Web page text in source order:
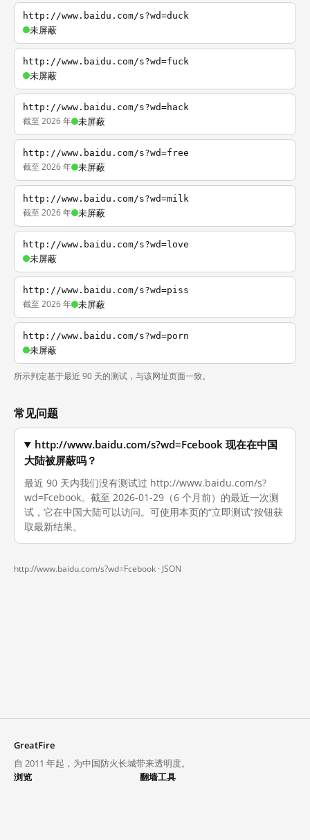
http://www.baidu.com/s?wd=duck
未屏蔽
http://www.baidu.com/s?wd=fuck
未屏蔽
http://www.baidu.com/s?wd=hack
截至 2026 年 未屏蔽
http://www.baidu.com/s?wd=free
截至 2026 年 未屏蔽
http://www.baidu.com/s?wd=milk
截至 2026 年 未屏蔽
http://www.baidu.com/s?wd=love
未屏蔽
http://www.baidu.com/s?wd=piss
截至 2026 年 未屏蔽
http://www.baidu.com/s?wd=porn
未屏蔽
所示判定基于最近 90 天的测试，与该网址页面一致。
常见问题
http://www.baidu.com/s?wd=Fcebook 现在在中国
大陆被屏蔽吗？
最近 90 天内我们没有测试过 http://www.baidu.com/s?
wd=Fcebook。截至 2026-01-29（6 个月前）的最近一次测
试，它在中国大陆可以访问。可使用本页的“立即测试”按钮获
取最新结果。
http://www.baidu.com/s?wd=Fcebook · JSON
GreatFire
自 2011 年起，为中国防火长城带来透明度。
浏览
翻墙工具